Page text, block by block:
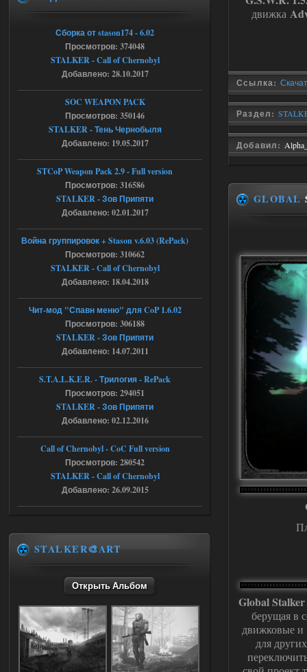
движка
Ссылка:
Раздел:
Добавил:
GLOBAL
Global
берущая в
движковые и
для
Ответить ➤
05.08.2026
AndreySA
[05.08.26
20:23:10.934] [17468]
FATAL ERROR
[error]Expression : FATAL ERROR
[error]Function :
CScriptEngine::lua_pcall_failed
[error]File : D:\a\OGSR-
Engine\OGSR-
Engine\ogsr_engine\COMMON_AI\scrip
[error]Line : 75
[error]Description :
[CScriptEngine::lua_pcall_failed]: ... -
chernobyl\gamedata\scripts\xr_camper.sc
ript:510: attempt to index local 'manager'
(a nil value)
Вылет после захода в Припять.
05.08.2026
Скованные одной цепью
18:37
r4908778
с избавлением от баласта,
доходяга.
Путь во мгле + GUNSLINGER mod
Stalker-Mods-Clan-su
Доступно только для пользователей
Путь во мгле + GUNSLINGER mod
stalker673920
где пароль?
Ответить ➤
05.08.2026
Сборка от stason174 - 6.02
Просмотров: 374048
STALKER - Call of Chernobyl
Добавлено: 28.10.2017
SOC WEAPON PACK
Просмотров: 350146
STALKER - Тень Чернобыля
Добавлено: 19.05.2017
STCoP Weapon Pack 2.9 - Full version
Просмотров: 316586
STALKER - Зов Припяти
Добавлено: 02.01.2017
Война группировок + Stason v.6.03 (RePack)
Просмотров: 310662
STALKER - Call of Chernobyl
Добавлено: 18.04.2018
Чит-мод "Спавн меню" для CoP 1.6.02
Просмотров: 306188
STALKER - Зов Припяти
Добавлено: 14.07.2011
S.T.A.L.K.E.R. - Трилогия - RePack
Просмотров: 294051
STALKER - Зов Припяти
Добавлено: 02.12.2016
Call of Chernobyl - CoC Full version
Просмотров: 280542
STALKER - Call of Chernobyl
Добавлено: 26.09.2015
STALKER🎨ART
Открыть Альбом